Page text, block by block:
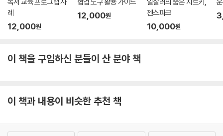
례
12,000원
12,000원
젠스파크
10,000원
이 책을 구입하신 분들이 산 분야 책
이 책과 내용이 비슷한 추천 책